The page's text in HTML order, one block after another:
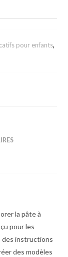
pour enfants,
la pâte à
pour les
des instructions
des modèles